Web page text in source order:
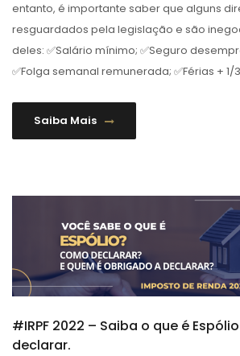
entanto, é importante saber que alguns
resguardados pela legislação e são
deles: ✅Salário mínimo; ✅Seguro
✅Folga semanal remunerada; ✅Férias + 1/
Saiba Mais
#IRPF 2022 – Saiba o que é
declarar.